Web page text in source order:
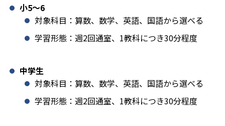
小5〜6
対象科目：算数、数学、英語、国語から選べる
学習形態：週2回通室、1教科につき30分程度
中学生
対象科目：算数、数学、英語、国語から選べる
学習形態：週2回通室、1教科につき30分程度